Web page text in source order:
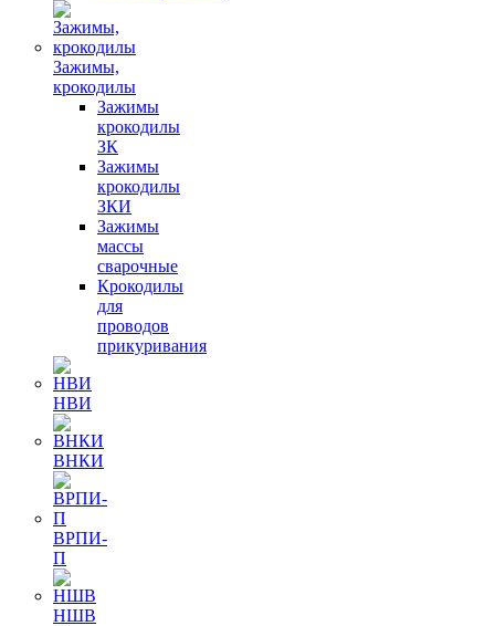
Зажимы,
крокодилы
Зажимы
крокодилы
ЗК
Зажимы
крокодилы
ЗКИ
Зажимы
массы
сварочные
Крокодилы
для
проводов
прикуривания
НВИ
ВНКИ
ВРПИ-
П
НШВ